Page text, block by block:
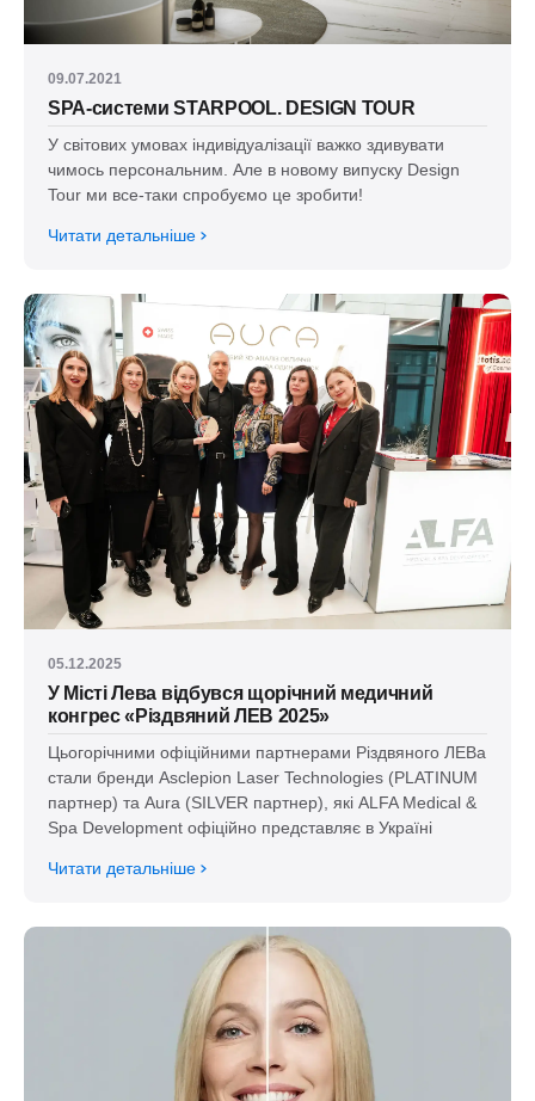
09.07.2021
SPA-системи STARPOOL. DESIGN TOUR
У світових умовах індивідуалізації важко здивувати
чимось персональним. Але в новому випуску Design
Tour ми все-таки спробуємо це зробити!
Читати детальніше
05.12.2025
У Місті Лева відбувся щорічний медичний
конгрес «Різдвяний ЛЕВ 2025»
Цьогорічними офіційними партнерами Різдвяного ЛЕВа
стали бренди Asclepion Laser Technologies (PLATINUM
партнер) та Aura (SILVER партнер), які ALFA Medical &
Spa Development офіційно представляє в Україні
Читати детальніше